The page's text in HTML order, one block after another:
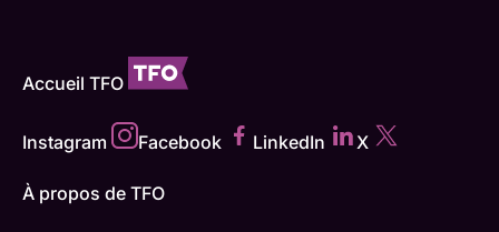
Accueil TFO
Instagram Facebook LinkedIn X
À propos de TFO